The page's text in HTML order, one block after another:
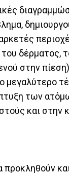
δέρματος,
στην
μεγαλύτερο
των
και στην